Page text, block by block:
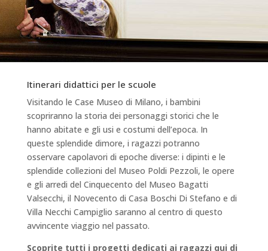
Itinerari didattici per le scuole
Visitando le Case Museo di Milano, i bambini
scopriranno la storia dei personaggi storici che le
hanno abitate e gli usi e costumi dell’epoca. In
queste splendide dimore, i ragazzi potranno
osservare capolavori di epoche diverse: i dipinti e le
splendide collezioni del Museo Poldi Pezzoli, le opere
e gli arredi del Cinquecento del Museo Bagatti
Valsecchi, il Novecento di Casa Boschi Di Stefano e di
Villa Necchi Campiglio saranno al centro di questo
avvincente viaggio nel passato.
Scoprite tutti i progetti dedicati ai ragazzi qui di